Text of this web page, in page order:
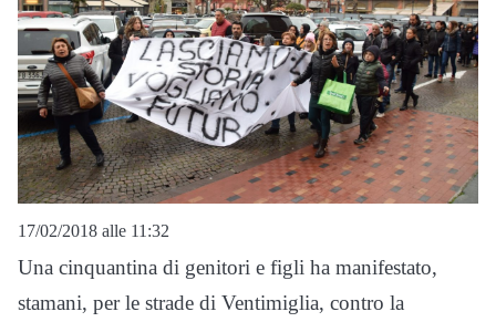
17/02/2018 alle 11:32
Una cinquantina di genitori e figli ha manifestato,
stamani, per le strade di Ventimiglia, contro la